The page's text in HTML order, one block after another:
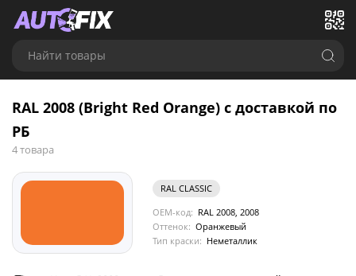
Найти товары
RAL 2008 (Bright Red Orange) с доставкой по
РБ
4 товара
RAL CLASSIC
OEM-код: RAL 2008, 2008
Оттенок: Оранжевый
Тип краски: Неметаллик